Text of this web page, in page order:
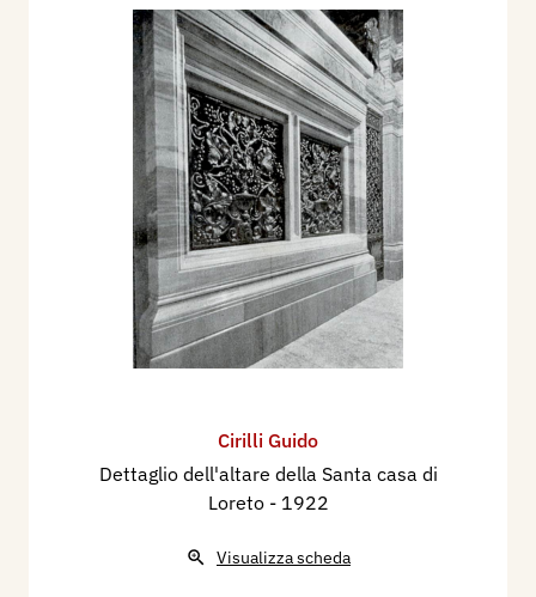
Cirilli Guido
Dettaglio dell'altare della Santa casa di
Loreto - 1922
Visualizza scheda